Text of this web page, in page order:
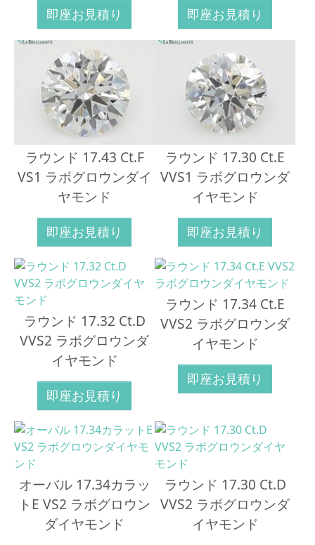
即座お見積り 即座お見積り
ラウンド 17.43 Ct.F
VS1 ラボグロウンダイ
ヤモンド
即座お見積り
ラウンド 17.30 Ct.E
VVS1 ラボグロウンダ
イヤモンド
即座お見積り
ラウンド 17.32 Ct.D
VVS2 ラボグロウンダ
イヤモンド
即座お見積り
ラウンド 17.34 Ct.E
VVS2 ラボグロウンダ
イヤモンド
即座お見積り
オーバル 17.34カラッ
トE VS2 ラボグロウン
ダイヤモンド
ラウンド 17.30 Ct.D
VVS2 ラボグロウンダ
イヤモンド